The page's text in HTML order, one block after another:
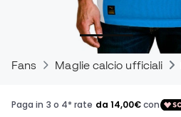
Fans Maglie calcio ufficiali